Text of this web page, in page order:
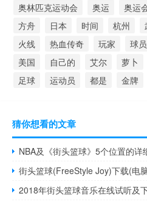
奥林匹克运动会
奥运 奥运
方舟
日本 时间 杭州
火线
热血传奇 玩家 球员
美国
自己的 艾尔 萝卜
足球
运动员 都是 金牌
猜你想看的文章
NBA及《街头篮球》5个位置的详
街头篮球(FreeStyle Joy)下载(电
2018年街头篮球音乐在线试听及